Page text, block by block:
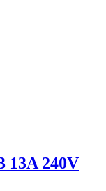
13A 240V